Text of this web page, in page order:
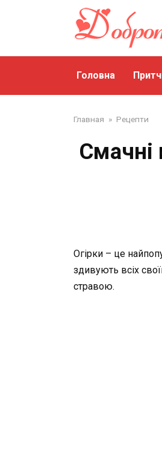
Головна
Главная » Рецепти
Смачні
Огірки – це
здивують всіх
стравою.